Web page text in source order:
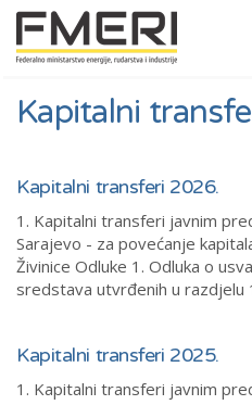
Kapitalni
Kapitalni transferi 2026.
1. Kapitalni transferi javnim
Sarajevo - za povećanje
Živinice Odluke 1. Odluka o
sredstava utvrđenih u razdjelu
Kapitalni transferi 2025.
1. Kapitalni transferi javnim